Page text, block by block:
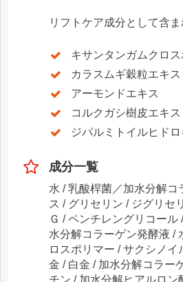
リフトケア成分として含ま
キサンタンガムクロ
カラスムギ穀粒エキス
アーモンドエキス
コルクガシ樹皮エキス
ジパルミトイルヒド
成分一覧
水 / 乳酸桿菌／加水分解コ
ス / グリセリン / ジグリセ
Ｇ / ペンチレングリコール
水分解コラーゲン発酵液 /
ロスポリマー / サクシノ
金 / 白金 / 加水分解コラー
チン / 加水分解ヒアルロン